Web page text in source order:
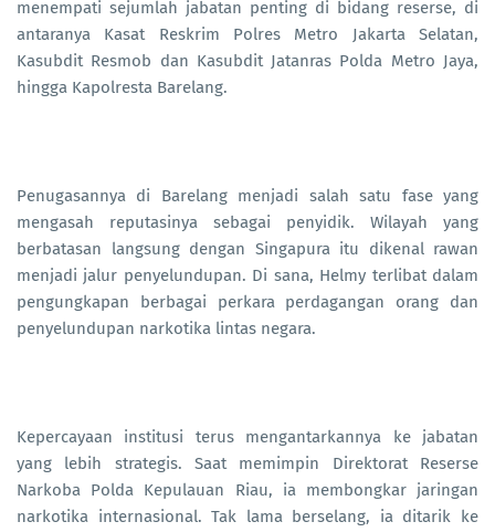
menempati sejumlah jabatan penting di bidang reserse, di
antaranya Kasat Reskrim Polres Metro Jakarta Selatan,
Kasubdit Resmob dan Kasubdit Jatanras Polda Metro Jaya,
hingga Kapolresta Barelang.
Penugasannya di Barelang menjadi salah satu fase yang
mengasah reputasinya sebagai penyidik. Wilayah yang
berbatasan langsung dengan Singapura itu dikenal rawan
menjadi jalur penyelundupan. Di sana, Helmy terlibat dalam
pengungkapan berbagai perkara perdagangan orang dan
penyelundupan narkotika lintas negara.
Kepercayaan institusi terus mengantarkannya ke jabatan
yang lebih strategis. Saat memimpin Direktorat Reserse
Narkoba Polda Kepulauan Riau, ia membongkar jaringan
narkotika internasional. Tak lama berselang, ia ditarik ke